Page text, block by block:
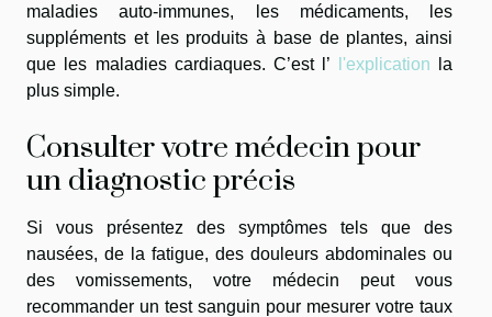
maladies auto-immunes, les médicaments, les
suppléments et les produits à base de plantes, ainsi
que les maladies cardiaques. C’est l’
l'explication la
plus simple.
Consulter votre médecin pour
un diagnostic précis
Si vous présentez des symptômes tels que des
nausées, de la fatigue, des douleurs abdominales ou
des vomissements, votre médecin peut vous
recommander un test sanguin pour mesurer votre taux